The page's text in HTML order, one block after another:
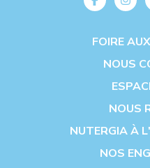
FOIRE
NOUS
NOUS
NUTERGIA À
NOS